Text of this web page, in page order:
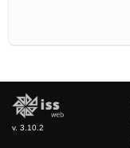
v. 3.10.2